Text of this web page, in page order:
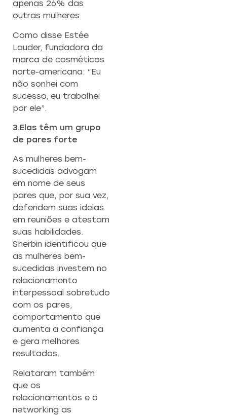
apenas 26% das
outras mulheres.
Como disse Estée
Lauder, fundadora da
marca de cosméticos
norte-americana: “Eu
não sonhei com
sucesso, eu trabalhei
por ele”.
3.Elas têm um grupo
de pares forte
As mulheres bem-
sucedidas advogam
em nome de seus
pares que, por sua vez,
defendem suas ideias
em reuniões e atestam
suas habilidades.
Sherbin identificou que
as mulheres bem-
sucedidas investem no
relacionamento
interpessoal sobretudo
com os pares,
comportamento que
aumenta a confiança
e gera melhores
resultados.
Relataram também
que os
relacionamentos e o
networking as